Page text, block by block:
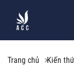
Trang chủ Kiến